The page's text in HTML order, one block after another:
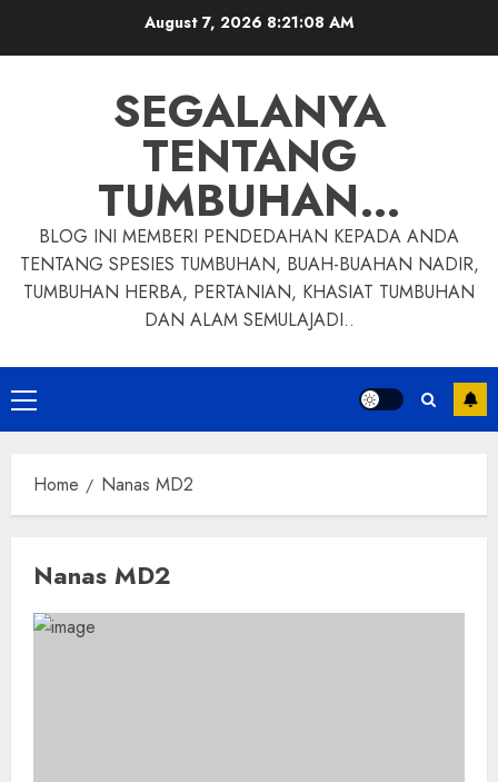
August 7, 2026 8:21:09 AM
SEGALANYA
TENTANG
TUMBUHAN…
BLOG INI MEMBERI PENDEDAHAN KEPADA ANDA
TENTANG SPESIES TUMBUHAN, BUAH-BUAHAN NADIR,
TUMBUHAN HERBA, PERTANIAN, KHASIAT TUMBUHAN
DAN ALAM SEMULAJADI..
Primary
Menu
Home Nanas MD2
Nanas MD2